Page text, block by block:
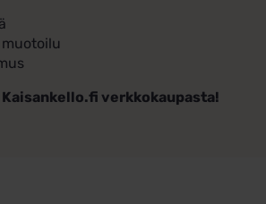
verkkokaupasta!